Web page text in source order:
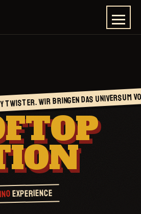
WIR BRINGEN DAS UNIVERSUM
EXPERIENCE